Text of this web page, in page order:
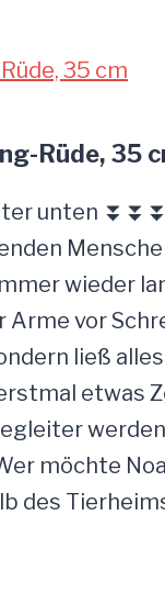
Rüde, 35
unten
wieder
Arme vor
ließ
etwas
möchte
des